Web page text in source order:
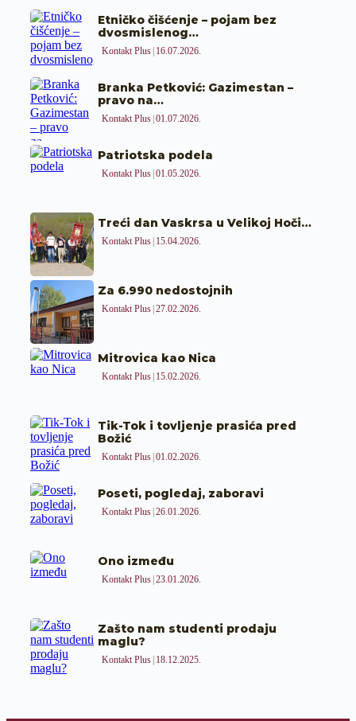
Etničko čišćenje – pojam bez
dvosmislenog…
Kontakt Plus 16.07.2026.
Branka Petković: Gazimestan –
pravo na…
Kontakt Plus 01.07.2026.
Patriotska podela
Kontakt Plus 01.05.2026.
Treći dan Vaskrsa u Velikoj Hoči…
Kontakt Plus 15.04.2026.
Za 6.990 nedostojnih
Kontakt Plus 27.02.2026.
Mitrovica kao Nica
Kontakt Plus 15.02.2026.
Tik-Tok i tovljenje prasića pred
Božić
Kontakt Plus 01.02.2026.
Poseti, pogledaj, zaboravi
Kontakt Plus 26.01.2026.
Ono između
Kontakt Plus 23.01.2026.
Zašto nam studenti prodaju
maglu?
Kontakt Plus 18.12.2025.